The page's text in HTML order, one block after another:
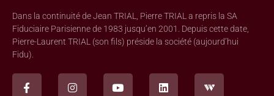
Dans la continuité de Jean TRIAL, Pierre TRIAL a repris la SA
Fiduciaire Parisienne de 1983 jusqu’en 2001. Depuis cette date,
Pierre-Laurent TRIAL (son fils) préside la société (aujourd’hui
Fidu).